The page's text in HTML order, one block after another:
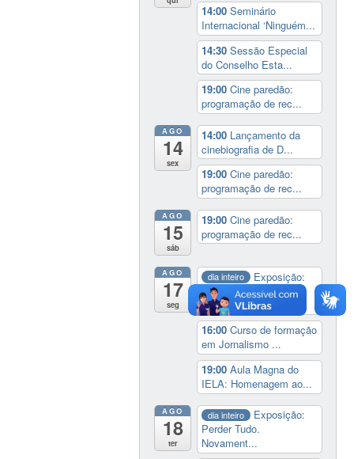
14:00Seminário
Internacional ‘Ninguém...
14:30Sessão Especial
do Conselho Esta...
19:00Cine paredão:
programação de rec...
AGO
14
sex
14:00 Lançamento da
cinebiografia de D...
19:00Cine paredão:
programação de rec...
AGO
15
sáb
19:00Cine paredão:
programação de rec...
AGO
17
seg
dia inteiro
Exposição:
Perder Tudo.
Novament...
16:00Curso de formação
em Jornalismo ...
19:00Aula Magna do
IELA: Homenagem ao...
AGO
18
ter
dia inteiro
Exposição:
Perder Tudo.
Novament...